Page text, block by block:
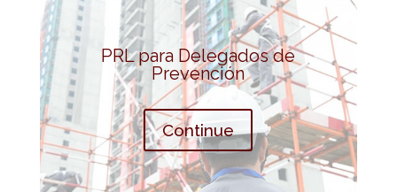
PRL para Delegados de
Prevención
Continue